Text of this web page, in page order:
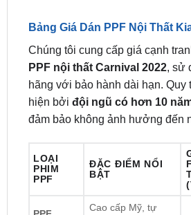
PPF nội thất Carnival 2022, sử
hãng với bảo hành dài hạn.
hiện bởi đội ngũ có hơn 10
đảm bảo không ảnh hưởng đến
LOẠI
ĐẶC ĐIỂM NỔI
PPF
Cao cấp Mỹ, tự
bóng cao